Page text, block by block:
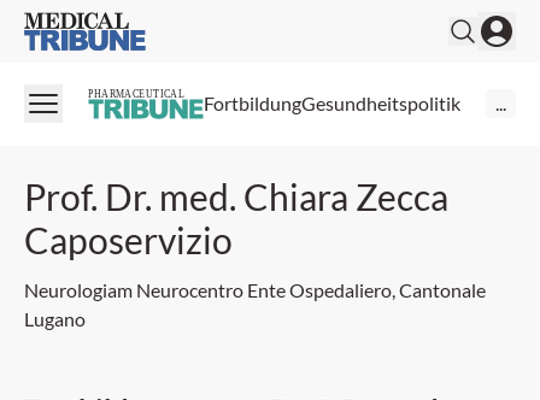
Medical Tribune
PHARMACEUTICAL FortbildungGesundheitspolitik ...
Prof. Dr. med. Chiara Zecca
Caposervizio
Neurologiam Neurocentro Ente Ospedaliero, Cantonale
Lugano